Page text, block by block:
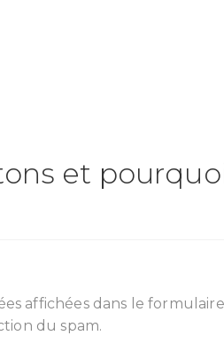
et
affichées dans le
du spam.